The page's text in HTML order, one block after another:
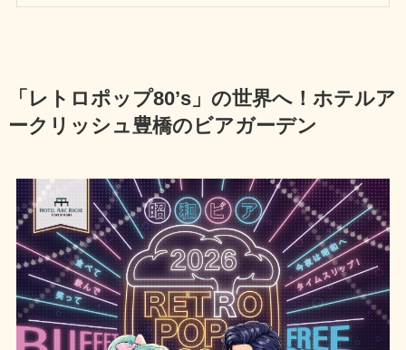
「レトロポップ80’s」の世界へ！ホテルア
ークリッシュ豊橋のビアガーデン